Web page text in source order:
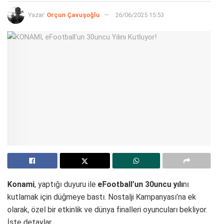
Yazar: Orçun Çavuşoğlu 26/06/2025 15:53
Konami, yaptığı duyuru ile eFootball’un 30uncu yılını
kutlamak için düğmeye bastı. Nostalji Kampanyası’na ek
olarak, özel bir etkinlik ve dünya finalleri oyuncuları bekliyor.